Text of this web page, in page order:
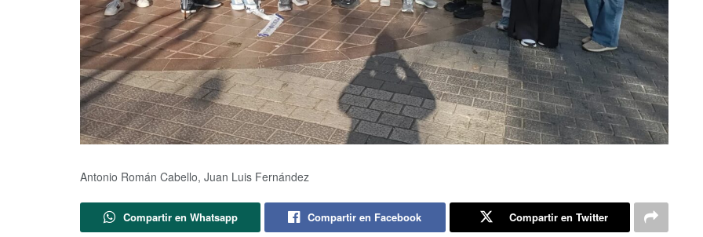
Antonio Román Cabello, Juan Luis Fernández
Compartir en Whatsapp Compartir en Facebook Compartir en Twitter